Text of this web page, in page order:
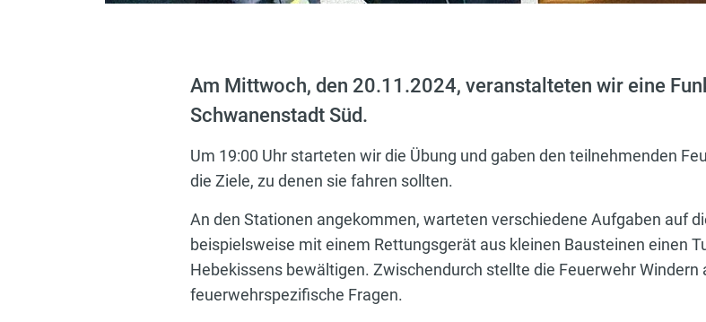
Am Mittwoch, den 20.11.2024, veranstalteten wir eine
Schwanenstadt Süd.
Um 19:00 Uhr starteten wir die Übung und gaben den teilnehmenden
die Ziele, zu denen sie fahren sollten.
An den Stationen angekommen, warteten verschiedene Aufgaben auf
beispielsweise mit einem Rettungsgerät aus kleinen Bausteinen einen
Hebekissens bewältigen. Zwischendurch stellte die Feuerwehr Windern
feuerwehrspezifische Fragen.